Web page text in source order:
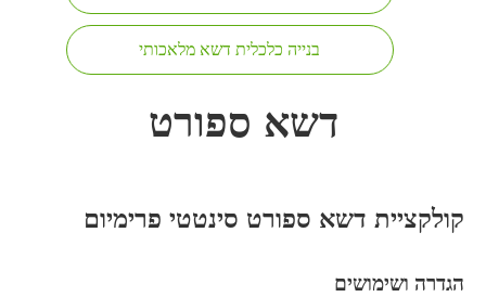
בנייה כלכלית דשא מלאכותי
דשא ספורט
קולקציית דשא ספורט סינטטי פרימיום
הגדרה ושימושים